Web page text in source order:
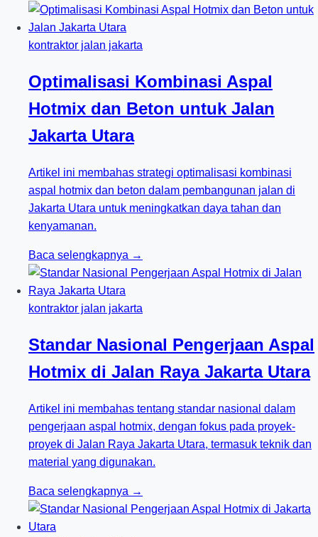
kontraktor jalan jakarta
Optimalisasi Kombinasi Aspal
Hotmix dan Beton untuk Jalan
Jakarta Utara
Artikel ini membahas strategi optimalisasi kombinasi
aspal hotmix dan beton dalam pembangunan jalan di
Jakarta Utara untuk meningkatkan daya tahan dan
kenyamanan.
Baca selengkapnya →
kontraktor jalan jakarta
Standar Nasional Pengerjaan Aspal
Hotmix di Jalan Raya Jakarta Utara
Artikel ini membahas tentang standar nasional dalam
pengerjaan aspal hotmix, dengan fokus pada proyek-
proyek di Jalan Raya Jakarta Utara, termasuk teknik dan
material yang digunakan.
Baca selengkapnya →